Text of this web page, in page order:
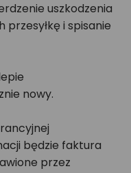
uszkodzenia
i spisanie
nowy.
będzie faktura
przez